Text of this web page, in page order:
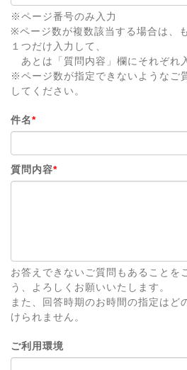
※ページ番号のみ入力
※ページ数が複数該当する場合は、
１つだけ入力して、
あとは「質問内容」欄にそれぞれ
※ページ数が指定できないようなご
してください。
件名*
質問内容*
お答えできないご質問もあることを
う、よろしくお願いいたします。
また、回答時期のお時間の指定はど
けられません。
ご利用環境